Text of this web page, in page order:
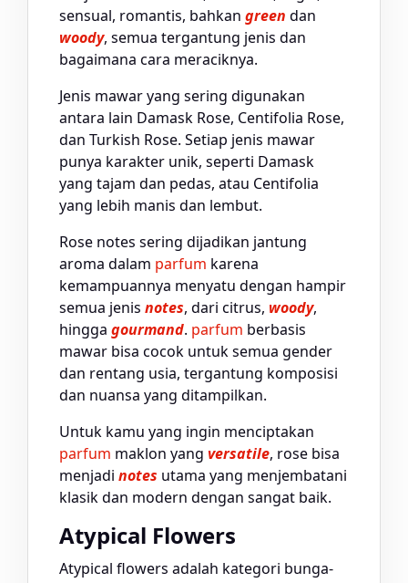
sensual, romantis, bahkan green dan
woody, semua tergantung jenis dan
bagaimana cara meraciknya.
Jenis mawar yang sering digunakan
antara lain Damask Rose, Centifolia Rose,
dan Turkish Rose. Setiap jenis mawar
punya karakter unik, seperti Damask
yang tajam dan pedas, atau Centifolia
yang lebih manis dan lembut.
Rose notes sering dijadikan jantung
aroma dalam parfum karena
kemampuannya menyatu dengan hampir
semua jenis notes, dari citrus, woody,
hingga gourmand. parfum berbasis
mawar bisa cocok untuk semua gender
dan rentang usia, tergantung komposisi
dan nuansa yang ditampilkan.
Untuk kamu yang ingin menciptakan
parfum maklon yang versatile, rose bisa
menjadi notes utama yang menjembatani
klasik dan modern dengan sangat baik.
Atypical Flowers
Atypical flowers adalah kategori bunga-